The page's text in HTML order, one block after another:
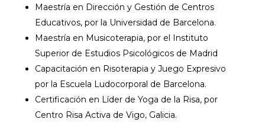
Maestría en Dirección y Gestión de Centros
Educativos, por la Universidad de Barcelona.
Maestría en Musicoterapia, por el Instituto
Superior de Estudios Psicológicos de Madrid
Capacitación en Risoterapia y Juego Expresivo
por la Escuela Ludocorporal de Barcelona.
Certificación en Líder de Yoga de la Risa, por
Centro Risa Activa de Vigo, Galicia.